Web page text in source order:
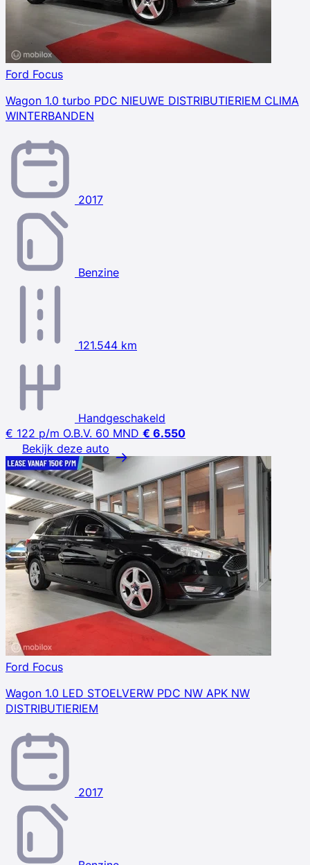
Ford Focus
Wagon 1.0 turbo PDC NIEUWE DISTRIBUTIERIEM CLIMA
WINTERBANDEN
2017
Benzine
121.544 km
Handgeschakeld
€ 122 p/m O.B.V. 60 MND € 6.550
Bekijk deze auto
Ford Focus
Wagon 1.0 LED STOELVERW PDC NW APK NW
DISTRIBUTIERIEM
2017